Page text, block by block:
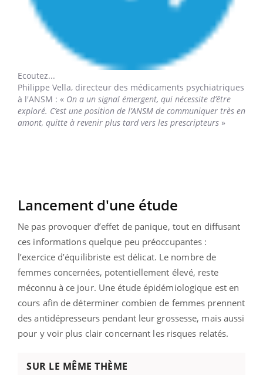
Ecoutez...
Philippe Vella, directeur des médicaments psychiatriques
à l'ANSM : « On a un signal émergent, qui nécessite d’être
exploré. C’est une position de l’ANSM de communiquer très en
amont, quitte à revenir plus tard vers les prescripteurs »
Lancement d'une étude
Ne pas provoquer d’effet de panique, tout en diffusant
ces informations quelque peu préoccupantes :
l’exercice d’équilibriste est délicat. Le nombre de
femmes concernées, potentiellement élevé, reste
méconnu à ce jour. Une étude épidémiologique est en
cours afin de déterminer combien de femmes prennent
des antidépresseurs pendant leur grossesse, mais aussi
pour y voir plus clair concernant les risques relatés.
SUR LE MÊME THÈME